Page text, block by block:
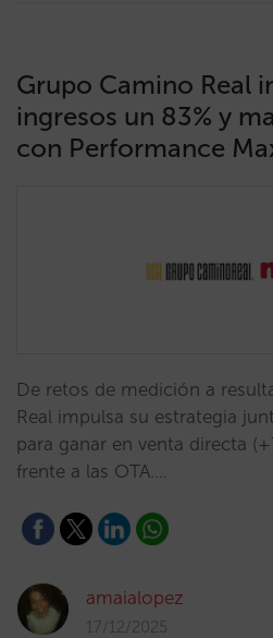
Grupo Camino Real
ingresos un 83% y
con Performance
De retos de medición a
Real impulsa su estrategia
para ganar en venta directa
frente a las OTA.…
amaialopez
17/12/2025